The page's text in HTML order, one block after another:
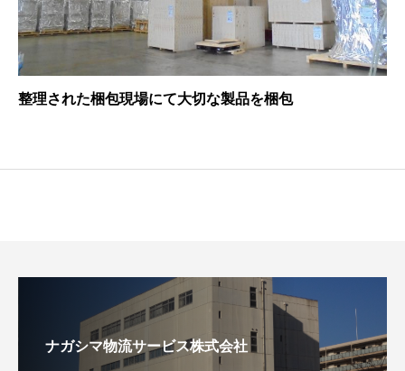
整理された梱包現場にて大切な製品を梱包
ナガシマ物流サービス株式会社